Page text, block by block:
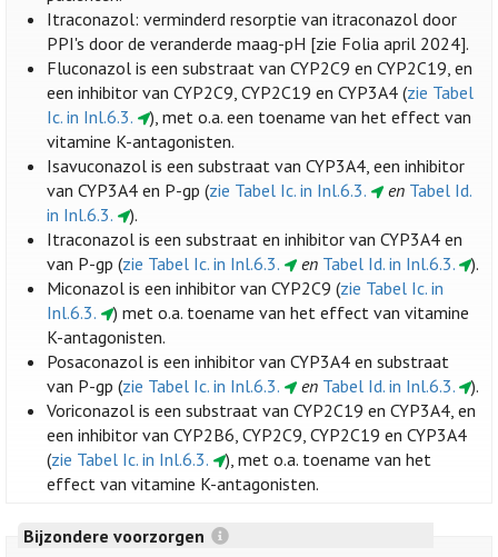
Itraconazol: verminderd resorptie van itraconazol door
PPI's door de veranderde maag-pH [zie Folia april 2024].
Fluconazol is een substraat van CYP2C9 en CYP2C19, en
een inhibitor van CYP2C9, CYP2C19 en CYP3A4 (zie Tabel
Ic. in Inl.6.3.
), met o.a. een toename van het effect van
vitamine K-antagonisten.
Isavuconazol is een substraat van CYP3A4, een inhibitor
van CYP3A4 en P-gp (zie Tabel Ic. in Inl.6.3. en Tabel Id.
in Inl.6.3.
).
Itraconazol is een substraat en inhibitor van CYP3A4 en
van P-gp (zie Tabel Ic. in Inl.6.3. en Tabel Id. in Inl.6.3.
).
Miconazol is een inhibitor van CYP2C9 (zie Tabel Ic. in
Inl.6.3.
) met o.a. toename van het effect van vitamine
K-antagonisten.
Posaconazol is een inhibitor van CYP3A4 en substraat
van P-gp (zie Tabel Ic. in Inl.6.3. en Tabel Id. in Inl.6.3.
).
Voriconazol is een substraat van CYP2C19 en CYP3A4, en
een inhibitor van CYP2B6, CYP2C9, CYP2C19 en CYP3A4
(zie Tabel Ic. in Inl.6.3.
), met o.a. toename van het
effect van vitamine K-antagonisten.
Bijzondere voorzorgen